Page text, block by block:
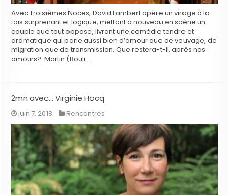
Avec Troisièmes Noces, David Lambert opère un virage à la
fois surprenant et logique, mettant à nouveau en scène un
couple que tout oppose, livrant une comédie tendre et
dramatique qui parle aussi bien d’amour que de veuvage, de
migration que de transmission. Que restera-t-il, après nos
amours? Martin (Bouli …
2mn avec… Virginie Hocq
juin 7, 2018 Rencontres